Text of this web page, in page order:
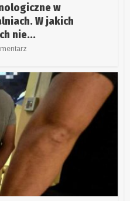
w
W jakich
nie...